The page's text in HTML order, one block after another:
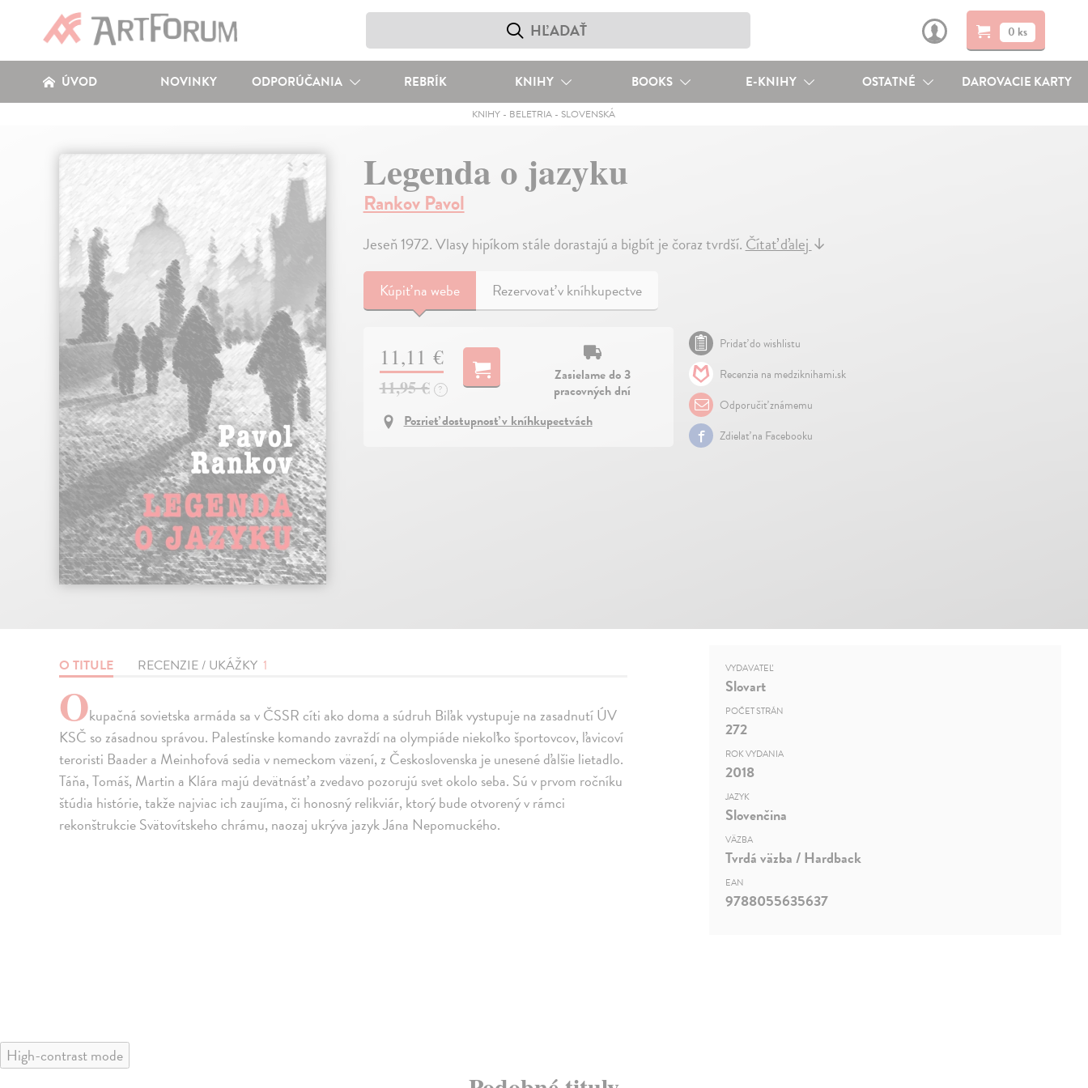
0 ks
ÚVOD NOVINKY ODPORÚČANIA REBRÍK KNIHY BOOKS E-KNIHY OSTATNÉ DAROVACIE KARTY
KNIHY - BELETRIA - SLOVENSKÁ
Legenda o jazyku
Rankov Pavol
Jeseň 1972. Vlasy hipíkom stále dorastajú a bigbít je čoraz tvrdší.Čítať ďalej↓
Kúpiťna webe Rezervovať v kníhkupectve
11,11 €
11,95 € ?
Zasielame do 3
pracovných dní
Pozrieť dostupnosť v kníhkupectvách
Pridať do wishlistu
Recenzia na medziknihami.sk
Odporučiť známemu
Zdielať na Facebooku
O TITULE RECENZIE / UKÁŽKY 1
Okupačná sovietska armáda sa v ČSSR cíti ako doma a súdruh Biľak vystupuje na zasadnutí ÚV
KSČ so zásadnou správou. Palestínske komando zavraždí na olympiáde niekoľko športovcov, ľavicoví
teroristi Baader a Meinhofová sedia v nemeckom väzení, z Československa je unesené ďalšie lietadlo.
Táňa, Tomáš, Martin a Klára majú devätnásť a zvedavo pozorujú svet okolo seba. Sú v prvom ročníku
štúdia histórie, takže najviac ich zaujíma, či honosný relikviár, ktorý bude otvorený v rámci
rekonštrukcie Svätovítskeho chrámu, naozaj ukrýva jazyk Jána Nepomuckého.
VYDAVATEĽ
Slovart
POČET STRÁN
272
ROK VYDANIA
2018
JAZYK
Slovenčina
VÄZBA
Tvrdá väzba / Hardback
EAN
9788055635637
High-contrast mode